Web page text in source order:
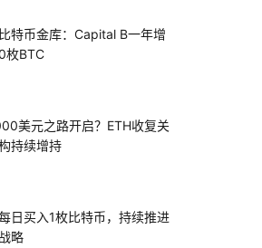
特币金库：Capital B一年增
枚BTC
美元之路开启？ETH收复关
持续增持
日买入1枚比特币，持续推进
略